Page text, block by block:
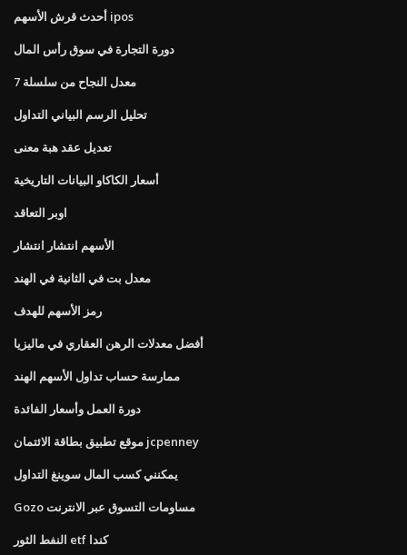
أحدث قرش الأسهم ipos
دورة التجارة في سوق رأس المال
معدل النجاح من سلسلة 7
تحليل الرسم البياني التداول
تعديل عقد هبة معنى
أسعار الكاكاو البيانات التاريخية
اوبر التعاقد
الأسهم انتشار انتشار
معدل بت في الثانية في الهند
رمز الأسهم للهدف
أفضل معدلات الرهن العقاري في ماليزيا
ممارسة حساب تداول الأسهم الهند
دورة العمل وأسعار الفائدة
موقع تطبيق بطاقة الائتمان jcpenney
يمكنني كسب المال سوينغ التداول
Gozo مساومات التسوق عبر الانترنت
النفط الثور etf كندا